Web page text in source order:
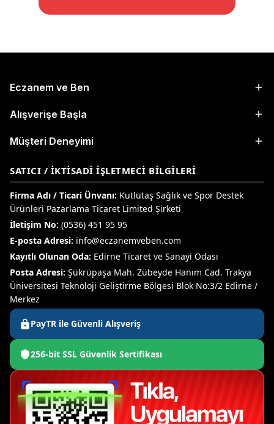
Eczanem ve Ben
Alışverişe Başla
Müşteri Deneyimi
SATICI / İKTISADI İŞLETMECI BILGILERI
Firma Adı / Ticari Ünvanı: Kutlutaş Sağlık ve Spor Destek
Ürünleri Pazarlama Ticaret Limited Şirketi
İletişim No: (0536) 451 95 95
E-posta Adresi: info@eczanemveben.com
Kayıtlı Olunan Oda: Edirne Ticaret ve Sanayi Odası
Posta Adresi: Şükrüpaşa Mah. Zübeyde Hanım Cad. Trakya
Üniversitesi Teknoloji Geliştirme Bölgesi Blok No:3/2 Edirne /
Merkez
PayTR ile Güvenli Alışveriş
256-bit SSL Güvenlik Sertifikası